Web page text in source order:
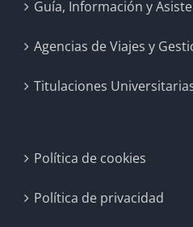
Guía, Información y
Agencias de Viajes y
Titulaciones
Política de cookies
Política de privacidad